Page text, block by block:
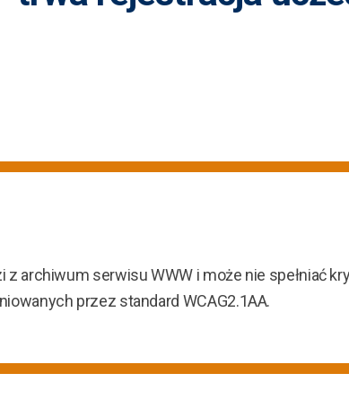
z archiwum serwisu WWW i może nie spełniać
przez standard WCAG2.1AA.